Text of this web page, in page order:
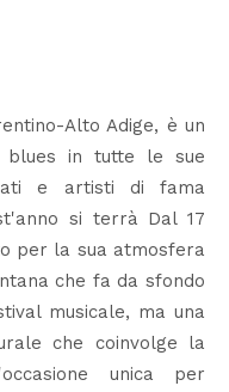
Alto Adige, è un
blues in tutte le sue
e artisti di fama
si terrà Dal 17
per la sua atmosfera
che fa da sfondo
musicale, ma una
che coinvolge la
unica per